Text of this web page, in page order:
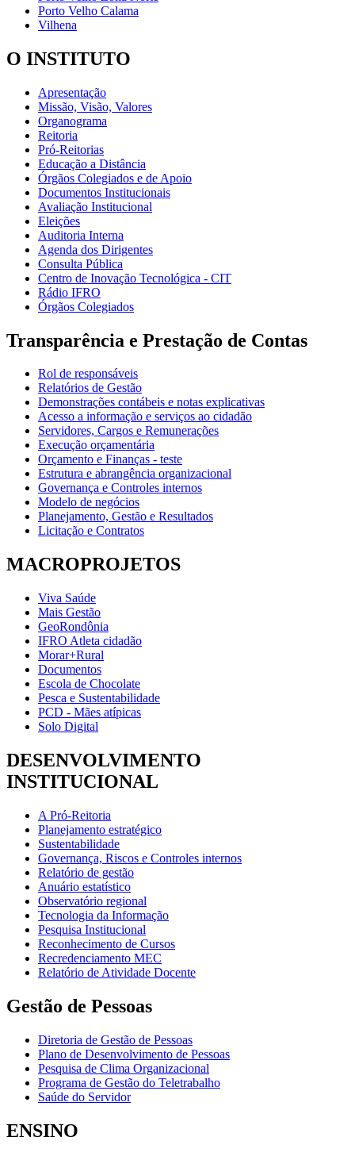
Porto Velho Calama
Vilhena
O INSTITUTO
Apresentação
Missão, Visão, Valores
Organograma
Reitoria
Pró-Reitorias
Educação a Distância
Órgãos Colegiados e de Apoio
Documentos Institucionais
Avaliação Institucional
Eleições
Auditoria Interna
Agenda dos Dirigentes
Consulta Pública
Centro de Inovação Tecnológica - CIT
Rádio IFRO
Órgãos Colegiados
Transparência e Prestação de Contas
Rol de responsáveis
Relatórios de Gestão
Demonstrações contábeis e notas explicativas
Acesso a informação e serviços ao cidadão
Servidores, Cargos e Remunerações
Execução orçamentária
Orçamento e Finanças - teste
Estrutura e abrangência organizacional
Governança e Controles internos
Modelo de negócios
Planejamento, Gestão e Resultados
Licitação e Contratos
MACROPROJETOS
Viva Saúde
Mais Gestão
GeoRondônia
IFRO Atleta cidadão
Morar+Rural
Documentos
Escola de Chocolate
Pesca e Sustentabilidade
PCD - Mães atípicas
Solo Digital
DESENVOLVIMENTO
INSTITUCIONAL
A Pró-Reitoria
Planejamento estratégico
Sustentabilidade
Governança, Riscos e Controles internos
Relatório de gestão
Anuário estatístico
Observatório regional
Tecnologia da Informação
Pesquisa Institucional
Reconhecimento de Cursos
Recredenciamento MEC
Relatório de Atividade Docente
Gestão de Pessoas
Diretoria de Gestão de Pessoas
Plano de Desenvolvimento de Pessoas
Pesquisa de Clima Organizacional
Programa de Gestão do Teletrabalho
Saúde do Servidor
ENSINO